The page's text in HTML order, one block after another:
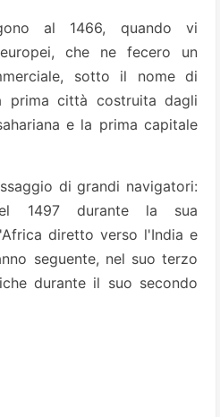
al 1466, quando vi
che ne fecero un
sotto il nome di
prima città costruita dagli
e la prima capitale
di grandi navigatori:
1497 durante la sua
diretto verso l'India e
seguente, nel suo terzo
durante il suo secondo